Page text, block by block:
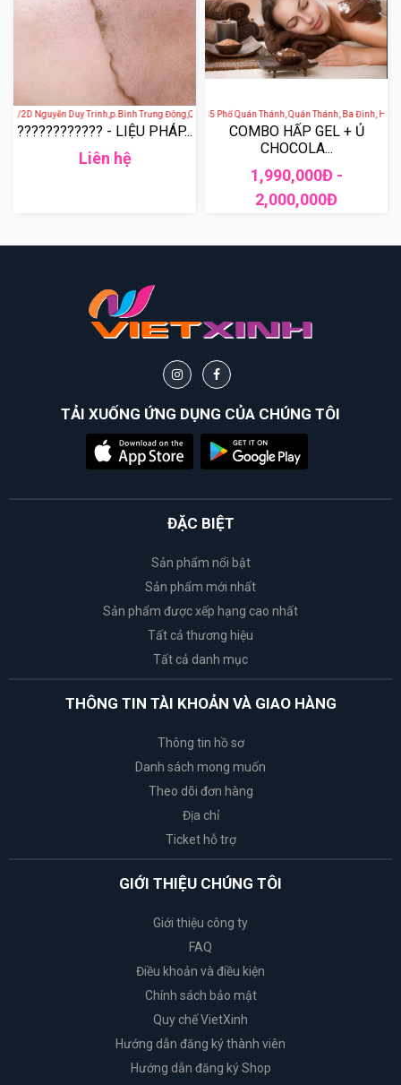
- 414/2D Nguyễn Duy Trinh,p.Bình Trưng Đông,Q.2
???????????? - LIỆU PHÁP...
Liên hệ
HOA ANH THẢO SPA - 35 Phố Quán Thánh, Quán Thánh, Ba Đình, Hà
COMBO HẤP GEL + Ủ
CHOCOLA...
1,990,000Đ -
2,000,000Đ
TẢI XUỐNG ỨNG DỤNG CỦA CHÚNG TÔI
ĐẶC BIỆT
Sản phẩm nổi bật
Sản phẩm mới nhất
Sản phẩm được xếp hạng cao nhất
Tất cả thương hiệu
Tất cả danh mục
THÔNG TIN TÀI KHOẢN VÀ GIAO HÀNG
Thông tin hồ sơ
Danh sách mong muốn
Theo dõi đơn hàng
Địa chỉ
Ticket hỗ trợ
GIỚI THIỆU CHÚNG TÔI
Giới thiệu công ty
FAQ
Điều khoản và điều kiện
Chính sách bảo mật
Quy chế VietXinh
Hướng dẫn đăng ký thành viên
Hướng dẫn đăng ký Shop